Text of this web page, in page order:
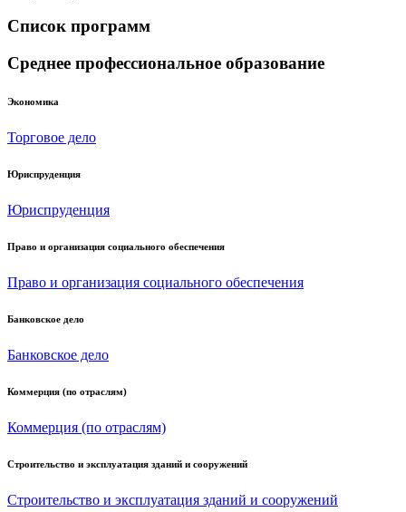
Список программ
Среднее профессиональное образование
Экономика
Торговое дело
Юриспруденция
Юриспруденция
Право и организация социального обеспечения
Право и организация социального обеспечения
Банковское дело
Банковское дело
Коммерция (по отраслям)
Коммерция (по отраслям)
Строительство и эксплуатация зданий и сооружений
Строительство и эксплуатация зданий и сооружений